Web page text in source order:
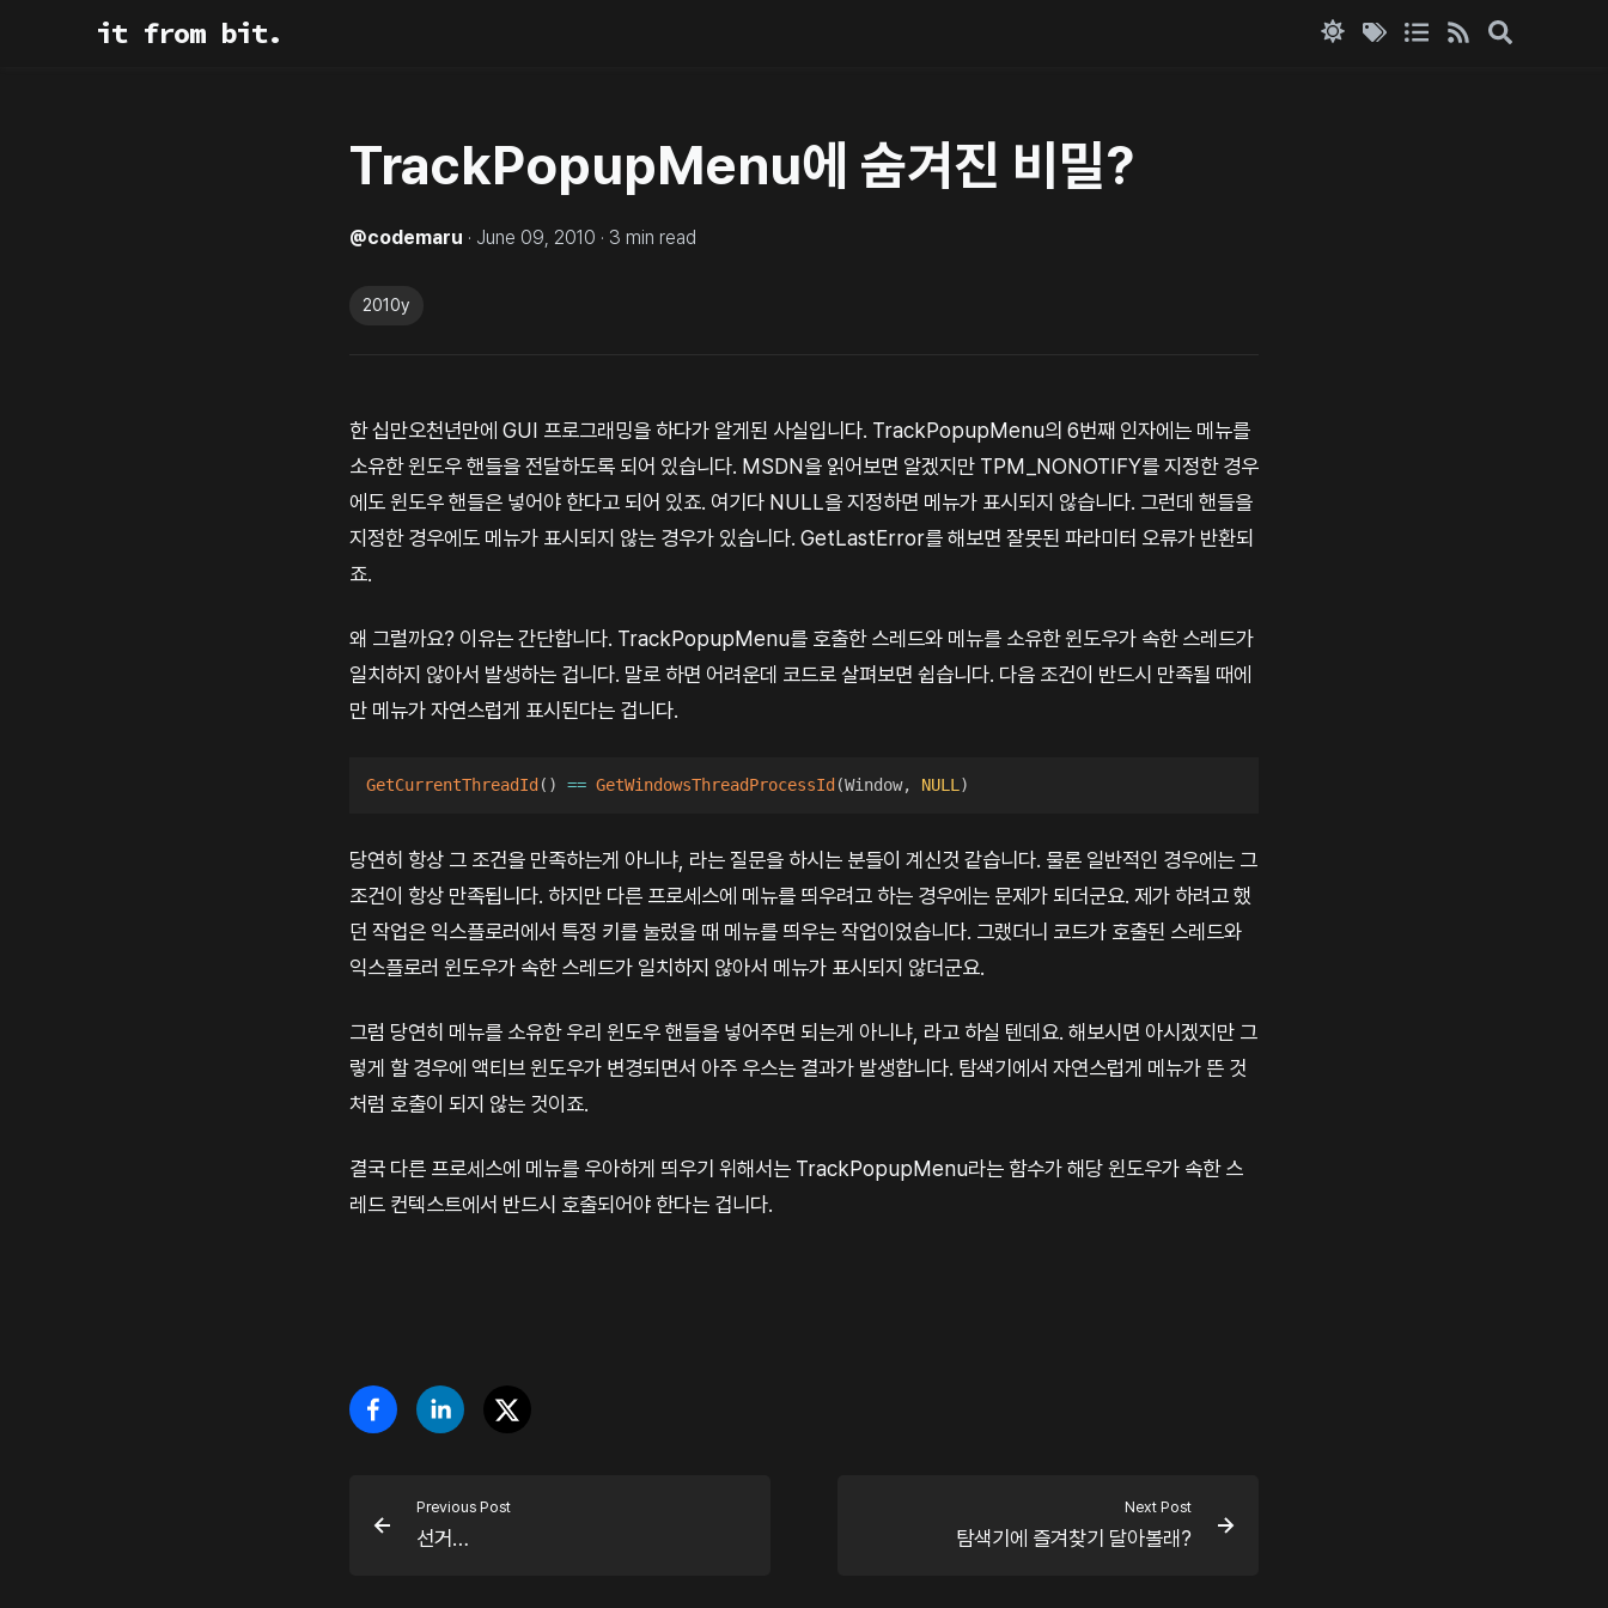
it from bit.
TrackPopupMenu에 숨겨진 비밀?
@codemaru · June 09, 2010 · 3 min read
2010y
한 십만오천년만에 GUI 프로그래밍을 하다가 알게된 사실입니다. TrackPopupMenu의 6번째 인자에는 메뉴를
소유한 윈도우 핸들을 전달하도록 되어 있습니다. MSDN을 읽어보면 알겠지만 TPM_NONOTIFY를 지정한 경우
에도 윈도우 핸들은 넣어야 한다고 되어 있죠. 여기다 NULL을 지정하면 메뉴가 표시되지 않습니다. 그런데 핸들을
지정한 경우에도 메뉴가 표시되지 않는 경우가 있습니다. GetLastError를 해보면 잘못된 파라미터 오류가 반환되
죠.
왜 그럴까요? 이유는 간단합니다. TrackPopupMenu를 호출한 스레드와 메뉴를 소유한 윈도우가 속한 스레드가
일치하지 않아서 발생하는 겁니다. 말로 하면 어려운데 코드로 살펴보면 쉽습니다. 다음 조건이 반드시 만족될 때에
만 메뉴가 자연스럽게 표시된다는 겁니다.
GetCurrentThreadId ( ) == GetWindowsThreadProcessId (Window, NULL)
당연히 항상 그 조건을 만족하는게 아니냐, 라는 질문을 하시는 분들이 계신것 같습니다. 물론 일반적인 경우에는 그
조건이 항상 만족됩니다. 하지만 다른 프로세스에 메뉴를 띄우려고 하는 경우에는 문제가 되더군요. 제가 하려고 했
던 작업은 익스플로러에서 특정 키를 눌렀을 때 메뉴를 띄우는 작업이었습니다. 그랬더니 코드가 호출된 스레드와
익스플로러 윈도우가 속한 스레드가 일치하지 않아서 메뉴가 표시되지 않더군요.
그럼 당연히 메뉴를 소유한 우리 윈도우 핸들을 넣어주면 되는게 아니냐, 라고 하실 텐데요. 해보시면 아시겠지만 그
렇게 할 경우에 액티브 윈도우가 변경되면서 아주 우스는 결과가 발생합니다. 탐색기에서 자연스럽게 메뉴가 뜬 것
처럼 호출이 되지 않는 것이죠.
결국 다른 프로세스에 메뉴를 우아하게 띄우기 위해서는 TrackPopupMenu라는 함수가 해당 윈도우가 속한 스
레드 컨텍스트에서 반드시 호출되어야 한다는 겁니다.
Previous Post
선거…
Next Post
탐색기에 즐겨찾기 달아볼래?